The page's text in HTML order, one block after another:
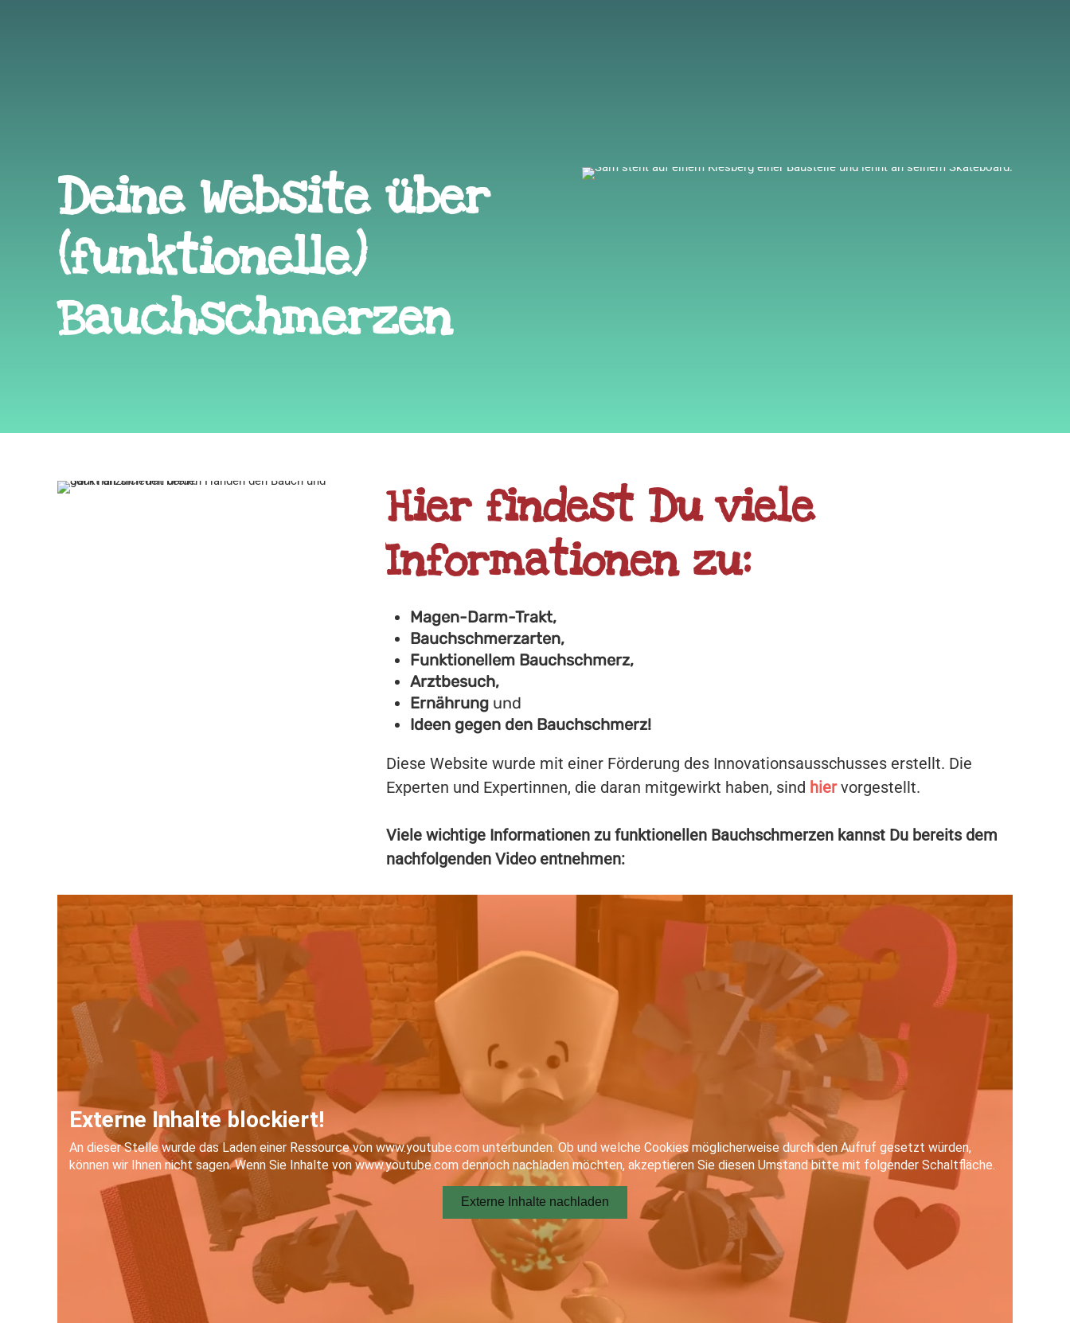
Deine Website über
(funktionelle)
Bauchschmerzen
Hier findest Du viele
Informationen zu:
Magen-Darm-Trakt,
Bauchschmerzarten,
Funktionellem Bauchschmerz,
Arztbesuch,
Ernährung und
Ideen gegen den Bauchschmerz!
Diese Website wurde mit einer Förderung des Innovationsausschusses erstellt. Die
Experten und Expertinnen, die daran mitgewirkt haben, sind hiervorgestellt.
Viele wichtige Informationen zu funktionellen Bauchschmerzen kannst Du bereits dem
nachfolgenden Video entnehmen:
Video-